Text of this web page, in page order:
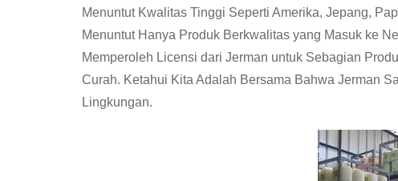
Menuntut Kwalitas Tinggi Seperti Amerika, Jepang,
Menuntut Hanya Produk Berkwalitas yang Masuk ke
Memperoleh Licensi dari Jerman untuk Sebagian
Curah. Ketahui Kita Adalah Bersama Bahwa Jerman
Lingkungan.